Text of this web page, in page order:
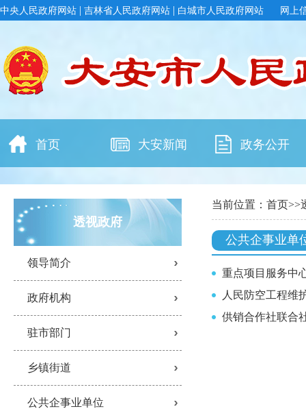
中央人民政府网站 | 吉林省人民政府网站 | 白城市人民政府网站 网上
首页 大安新闻 政务公开
透视政府
领导简介
政府机构
驻市部门
乡镇街道
公共企事业单位
当前位置： 首页>>
公共企事业单
重点项目服务中
人民防空工程维
供销合作社联合